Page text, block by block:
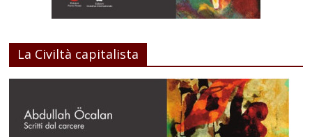
La Civiltà capitalista